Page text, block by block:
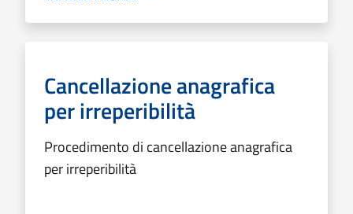
Cancellazione anagrafica
per irreperibilità
Procedimento di cancellazione anagrafica
per irreperibilità